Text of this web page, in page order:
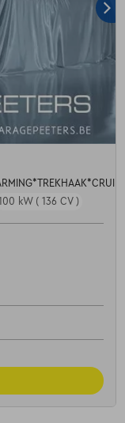
kW ( 136 CV )